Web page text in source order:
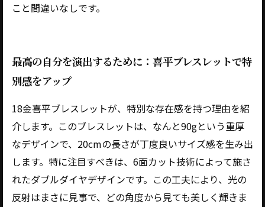
こと間違いなしです。
最高の自分を演出するために：喜平ブレスレットで特
別感をアップ
18金喜平ブレスレットが、特別な存在感を持つ理由を紹
介します。このブレスレットは、なんと90gという重厚
なデザインで、20cmの長さが丁度良いサイズ感を生み出
します。特に注目すべきは、6面カット技術によって施さ
れたダブルダイヤデザインです。この工夫により、光の
反射はまさに見事で、どの角度から見ても美しく輝きま